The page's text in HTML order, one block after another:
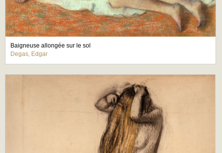
Baigneuse allongée sur le sol
Degas, Edgar